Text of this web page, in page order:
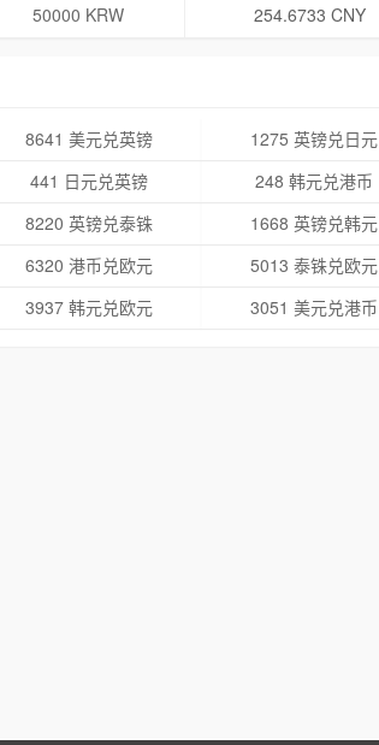
50000 KRW 254.6733 CNY
8641 美元兑英镑
1275 英镑兑日元
441 日元兑英镑
248 韩元兑港币
8220 英镑兑泰铢
1668 英镑兑韩元
6320 港币兑欧元
5013 泰铢兑欧元
3937 韩元兑欧元 3051 美元兑港币